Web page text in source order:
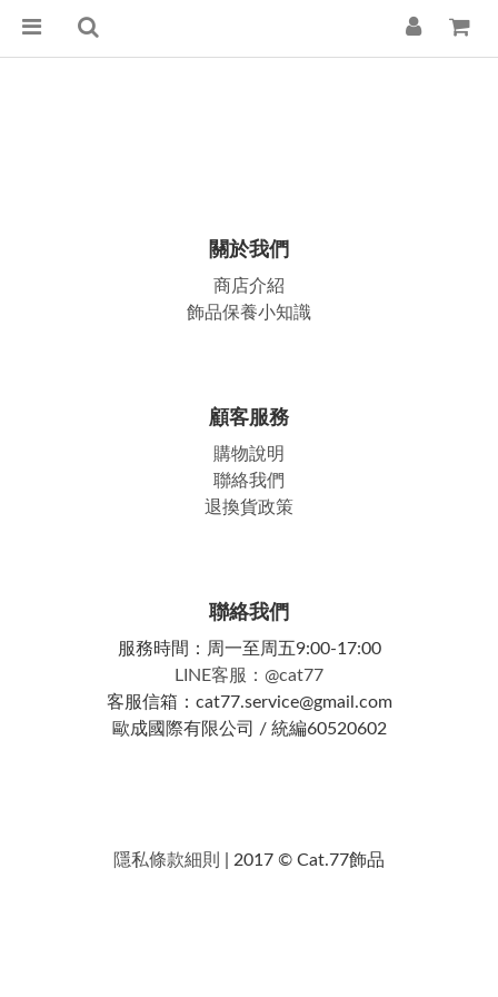
關於我們
商店介紹
飾品保養小知識
顧客服務
購物說明
聯絡我們
退換貨政策
聯絡我們
服務時間：周一至周五9:00-17:00
LINE客服：@cat77
客服信箱：cat77.service@gmail.com
歐成國際有限公司 / 統編60520602
隱私條款細則 | 2017 © Cat.77飾品